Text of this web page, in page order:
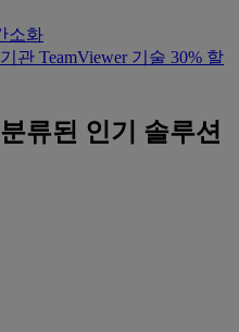
소화
관 TeamViewer 기술 30% 할
류된 인기 솔루션